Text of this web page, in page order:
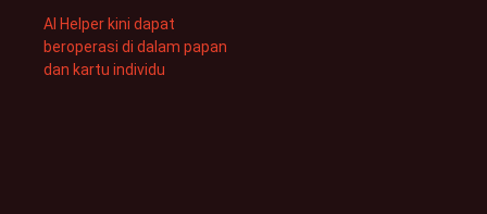
AI Helper kini dapat
beroperasi di dalam papan
dan kartu individu